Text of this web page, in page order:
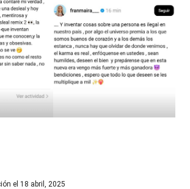
el 18 abril, 2025